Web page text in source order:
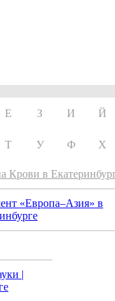
Е З И Й
Т У Ф Х
Крови в
«Европа–Азия» в
|